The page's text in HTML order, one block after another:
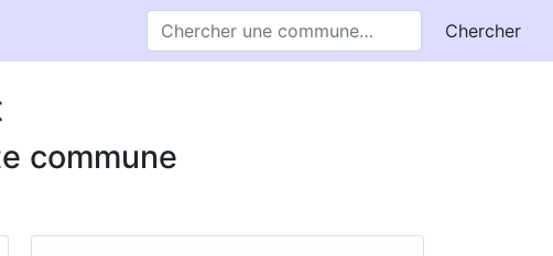
Chercher
commune